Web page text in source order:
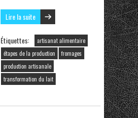
Lire la suite
Étiquettes:
artisanat alimentaire
étapes de la production
fromages
production artisanale
transformation du lait